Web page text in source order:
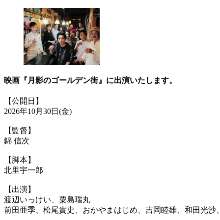
映画『月影のゴールデン街』に出演いたします。
【公開日】
2026年10月30日(金)
【監督】
錦 信次
【脚本】
北里宇一郎
【出演】
渡辺いっけい、粟島瑞丸
前田亜季、松尾貴史、おかやまはじめ、吉岡睦雄、和田光